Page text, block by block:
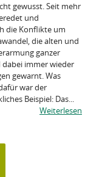
gewusst. Seit mehr
und
die Konflikte um
die alten und
ganzer
dabei immer wieder
gewarnt. Was
war der
Beispiel: Das...
Weiterlesen